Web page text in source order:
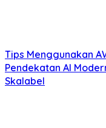
Tips Menggunakan
Pendekatan AI
Skalabel